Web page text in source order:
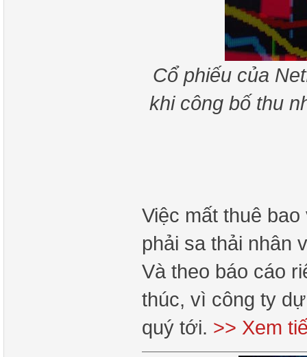
Cổ phiếu của
khi công bố thu
Việc mất thuê
phải sa thải nhân
Và theo báo cáo
thúc, vì công ty
quý tới. >> Xem